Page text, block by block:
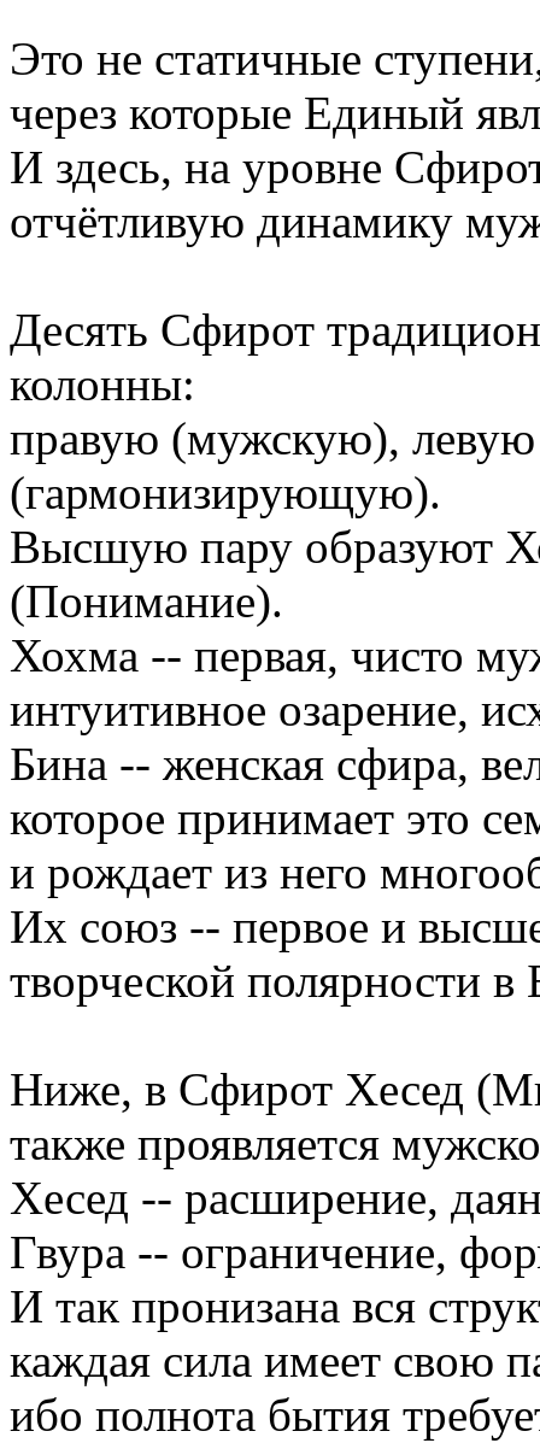
Это не статичные
через которые Единый
И здесь, на уровне
отчётливую динамику
Десять Сфирот
колонны:
правую (мужскую),
(гармонизирующую).
Высшую пару образуют
(Понимание).
Хохма -- первая, чисто
интуитивное озарение,
Бина -- женская сфира,
которое принимает это
и рождает из него
Их союз -- первое и
творческой полярности в
Ниже, в Сфирот Хесед
также проявляется
Хесед -- расширение,
Гвура -- ограничение,
И так пронизана вся
каждая сила имеет свою
ибо полнота бытия